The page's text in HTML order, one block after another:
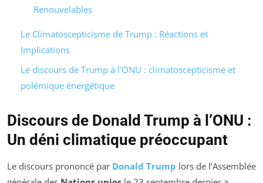
Renouvelables
Le Climatoscepticisme de Trump : Réactions et
Implications
Le discours de Trump à l’ONU : climatoscepticisme et
polémique énergétique
Discours de Donald Trump à l’ONU :
Un déni climatique préoccupant
Le discours prononcé par Donald Trump lors de l’Assemblée